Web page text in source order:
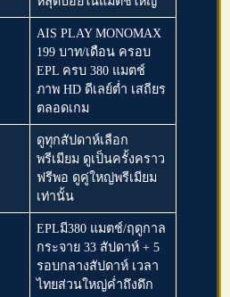
AIS PLAY MONOMAX
199 บาท/เดือน ครอบ
EPL ครบ 380 แมตช์
ภาพ HD ดีเลย์ต่ำ เสถียร
ตลอดเกม
ดูทุกสัปดาห์เลือก
พรีเมียม ดูเป็นครั้งคราว
ฟรีพอ ดูคู่ใหญ่พรีเมียม
เท่านั้น
EPLมี380 แมตช์/ฤดูกาล
กระจาย 33 สัปดาห์ + 5
รอบกลางสัปดาห์ เวลา
ไทยส่วนใหญ่ค่ำถึงดึก